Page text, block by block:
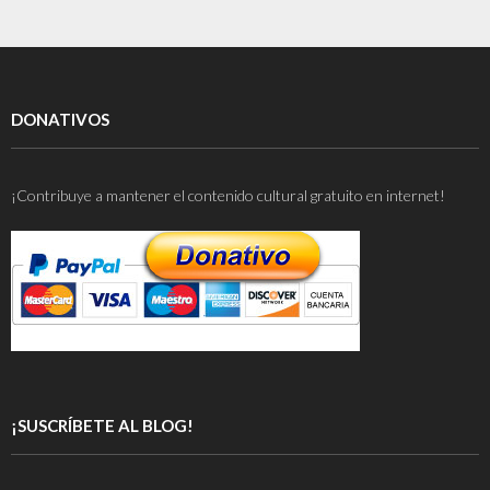
DONATIVOS
¡Contribuye a mantener el contenido cultural gratuito en internet!
¡SUSCRÍBETE AL BLOG!